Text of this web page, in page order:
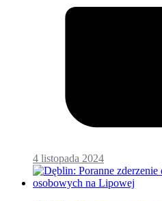
4 listopada 2024